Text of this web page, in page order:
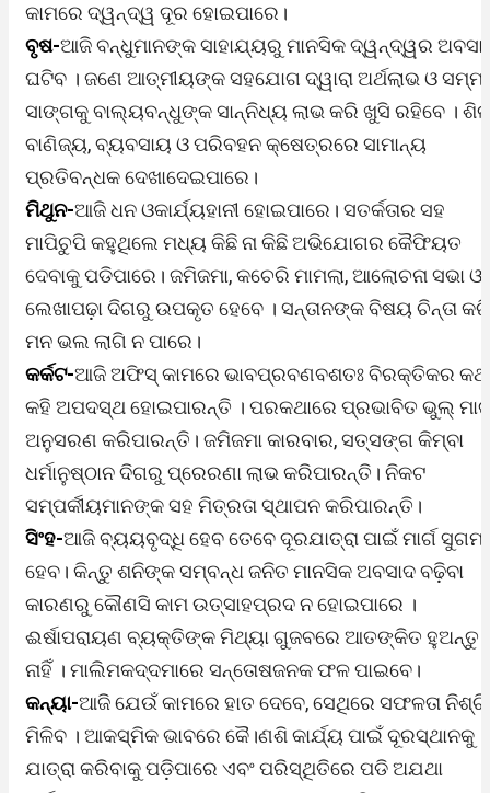
କାମରେ ଦ୍ୱନ୍ଦ୍ୱ ଦୂର ହୋଇପାରେ।
ବୃଷ-ଆଜି ବନ୍ଧୁମାନଙ୍କ ସାହାଯ୍ୟରୁ ମାନସିକ ଦ୍ୱନ୍ଦ୍ୱର
ଘଟିବ । ଜଣେ ଆତ୍ମୀୟଙ୍କ ସହଯୋଗ ଦ୍ୱାରା ଅର୍ଥଲାଭ ଓ
ସାଙ୍ଗକୁ ବାଲ୍ୟବନ୍ଧୁଙ୍କ ସାନ୍ନିଧ୍ୟ ଲାଭ କରି ଖୁସି ରହିବେ ।
ବାଣିଜ୍ୟ, ବ୍ୟବସାୟ ଓ ପରିବହନ କ୍ଷେତ୍ରରେ ସାମାନ୍ୟ
ପ୍ରତିବନ୍ଧକ ଦେଖାଦେଇପାରେ।
ମିଥୁନ-ଆଜି ଧନ ଓକାର୍ଯ୍ୟହାନୀ ହୋଇପାରେ। ସତର୍କତାର ସହ
ମାପିଚୁପି କହୁଥିଲେ ମଧ୍ୟ କିଛି ନା କିଛି ଅଭିଯୋଗର କୈଫିୟତ
ଦେବାକୁ ପଡିପାରେ। ଜମିଜମା, କଚେରି ମାମଲା, ଆଲୋଚନା ସଭା ଓ
ଲେଖାପଢ଼ା ଦିଗରୁ ଉପକୃତ ହେବେ । ସନ୍ତାନଙ୍କ ବିଷୟ ଚିନ୍ତା କରି
ମନ ଭଲ ଲାଗି ନ ପାରେ।
କର୍କଟ-ଆଜି ଅଫିସ୍‌ କାମରେ ଭାବପ୍ରବଣବଶତଃ ବିରକ୍ତିକର
କହି ଅପଦସ୍ଥ ହୋଇପାରନ୍ତି । ପରକଥାରେ ପ୍ରଭାବିତ ଭୁଲ୍‌
ଅନୁସରଣ କରିପାରନ୍ତି। ଜମିଜମା କାରବାର, ସତ୍‌ସଙ୍ଗ କିମ୍ବା
ଧର୍ମାନୁଷ୍ଠାନ ଦିଗରୁ ପ୍ରେରଣା ଲାଭ କରିପାରନ୍ତି। ନିକଟ
ସମ୍ପର୍କୀୟମାନଙ୍କ ସହ ମିତ୍ରତା ସ୍ଥାପନ କରିପାରନ୍ତି।
ସିଂହ-ଆଜି ବ୍ୟୟବୃଦ୍ଧି ହେବ ତେବେ ଦୂରଯାତ୍ରା ପାଇଁ ମାର୍ଗ ସୁଗମ
ହେବ। କିନ୍ତୁ ଶନିଙ୍କ ସମ୍ବନ୍ଧ ଜନିତ ମାନସିକ ଅବସାଦ ବଢ଼ିବା
କାରଣରୁ କୌଣସି କାମ ଉତ୍ସାହପ୍ରଦ ନ ହୋଇପାରେ ।
ଈର୍ଷାପରାୟଣ ବ୍ୟକ୍ତିଙ୍କ ମିଥ୍ୟା ଗୁଜବରେ ଆତଙ୍କିତ ହୁଅନ୍ତୁ
ନାହିଁ । ମାଲିମକଦ୍ଦମାରେ ସନ୍ତୋଷଜନକ ଫଳ ପାଇବେ।
କନ୍ୟା-ଆଜି ଯେଉଁ କାମରେ ହାତ ଦେବେ, ସେଥିରେ ସଫଳତା
ମିଳିବ । ଆକସ୍ମିକ ଭାବରେ କୈ।ଣଶି କାର୍ଯ୍ୟ ପାଇଁ ଦୂରସ୍ଥାନକୁ
ଯାତ୍ରା କରିବାକୁ ପଡ଼ିପାରେ ଏବଂ ପରିସ୍ଥିତିରେ ପଡି ଅଯଥା